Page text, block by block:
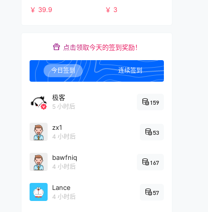
￥ 39.9
用、破解等资源
￥ 3
点击领取今天的签到奖励！
今日签到 连续签到
极客
5 小时后
159
zx1
4 小时后
53
bawfniq
4 小时后
167
Lance
4 小时后
57